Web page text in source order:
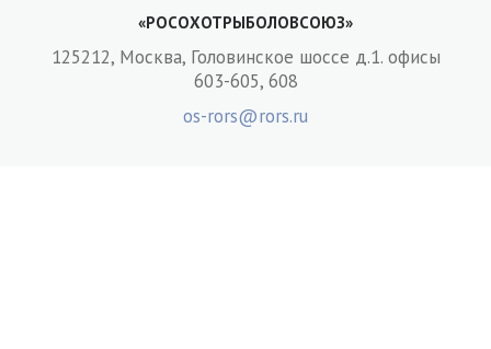
«РОСОХОТРЫБОЛОВСОЮЗ»
125212, Москва, Головинское шоссе д.1. офисы
603-605, 608
os-rors@rors.ru